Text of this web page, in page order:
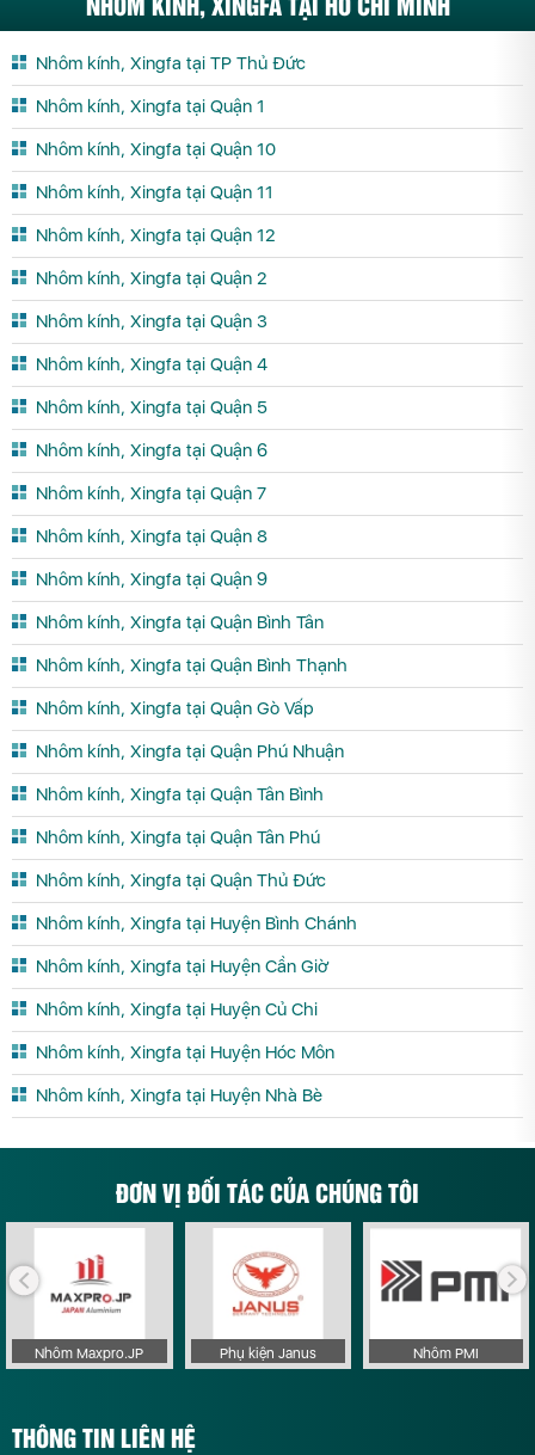
Nhôm kính, Xingfa tại TP Thủ Đức
Nhôm kính, Xingfa tại Quận 1
Nhôm kính, Xingfa tại Quận 10
Nhôm kính, Xingfa tại Quận 11
Nhôm kính, Xingfa tại Quận 12
Nhôm kính, Xingfa tại Quận 2
Nhôm kính, Xingfa tại Quận 3
Nhôm kính, Xingfa tại Quận 4
Nhôm kính, Xingfa tại Quận 5
Nhôm kính, Xingfa tại Quận 6
Nhôm kính, Xingfa tại Quận 7
Nhôm kính, Xingfa tại Quận 8
Nhôm kính, Xingfa tại Quận 9
Nhôm kính, Xingfa tại Quận Bình Tân
Nhôm kính, Xingfa tại Quận Bình Thạnh
Nhôm kính, Xingfa tại Quận Gò Vấp
Nhôm kính, Xingfa tại Quận Phú Nhuận
Nhôm kính, Xingfa tại Quận Tân Bình
Nhôm kính, Xingfa tại Quận Tân Phú
Nhôm kính, Xingfa tại Quận Thủ Đức
Nhôm kính, Xingfa tại Huyện Bình Chánh
Nhôm kính, Xingfa tại Huyện Cần Giờ
Nhôm kính, Xingfa tại Huyện Củ Chi
Nhôm kính, Xingfa tại Huyện Hóc Môn
Nhôm kính, Xingfa tại Huyện Nhà Bè
ĐƠN VỊ ĐỐI TÁC CỦA CHÚNG TÔI
Nhôm Maxpro.JP Phụ kiện Janus Nhôm PMI
THÔNG TIN LIÊN HỆ